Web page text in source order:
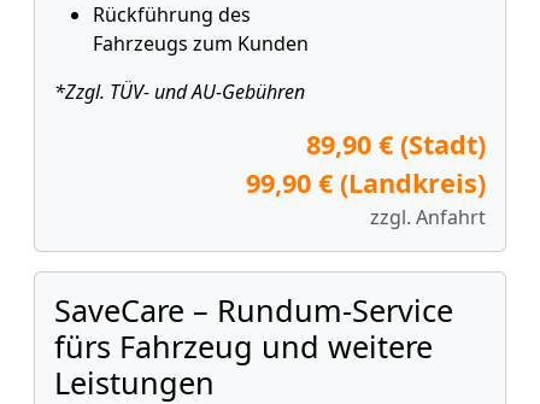
Rückführung des
Fahrzeugs zum Kunden
*Zzgl. TÜV- und AU-Gebühren
89,90 € (Stadt)
99,90 € (Landkreis)
zzgl. Anfahrt
SaveCare – Rundum-Service
fürs Fahrzeug und weitere
Leistungen